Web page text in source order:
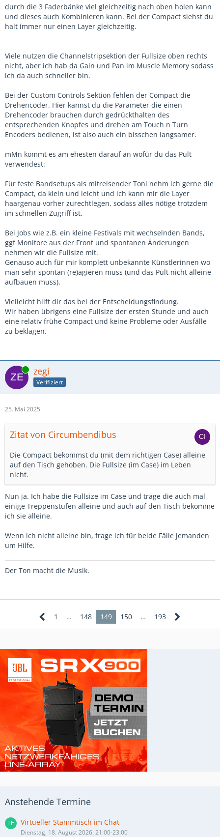
durch die 3 Faderbänke viel gleichzeitig nach oben holen kann
und dieses auch Kombinieren kann. Bei der Compact siehst du
halt immer nur einen Layer gleichzeitig.
Viele nutzen die Channelstripsektion der Fullsize oben rechts
nicht, aber ich hab da Gain und Pan im Muscle Memory sodass
ich da auch schneller bin.
Bei der Custom Controls Sektion fehlen der Compact die
Drehencoder. Hier kannst du die Parameter die einen
Drehencoder brauchen durch gedrückthalten des
entsprechenden Knopfes und drehen am Touch n Turn
Encoders bedienen, ist also auch ein bisschen langsamer.
mMn kommt es am ehesten darauf an wofür du das Pult
verwendest:
Für feste Bandsetups als mitreisender Toni nehm ich gerne die
Compact, da klein und leicht und ich kann mir die Layer
haargenau vorher zurechtlegen, sodass alles nötige trotzdem
im schnellen Zugriff ist.
Bei Jobs wie z.B. ein kleine Festivals mit wechselnden Bands,
ggf Monitore aus der Front und spontanen Änderungen
nehmen wir die Fullsize mit.
Genauso auch für mir komplett unbekannte Künstlerinnen wo
man sehr spontan (re)agieren muss (und das Pult nicht alleine
aufbauen muss).
Vielleicht hilft dir das bei der Entscheidungsfindung.
Wir haben übrigens eine Fullsize der ersten Stunde und auch
eine relativ frühe Compact und keine Probleme oder Ausfälle
zu beklagen.
Online zegi
Verifiziert
25. Mai 2025
Zitat von Circumbendibus
Die Compact bekommst du (mit dem richtigen Case) alleine
auf den Tisch gehoben. Die Fullsize (im Case) im Leben
nicht.
Nun ja. Ich habe die Fullsize im Case und trage die auch mal
einige Treppenstufen alleine und auch auf den Tisch bekomme
ich sie alleine.
Wenn ich nicht alleine bin, frage ich für beide Fälle jemanden
um Hilfe.
Der Ton macht die Musik.
1 … 148 149 150 … 193
Anstehende Termine
Virtueller Stammtisch im Chat
Dienstag, 18. August 2026, 21:00-23:00